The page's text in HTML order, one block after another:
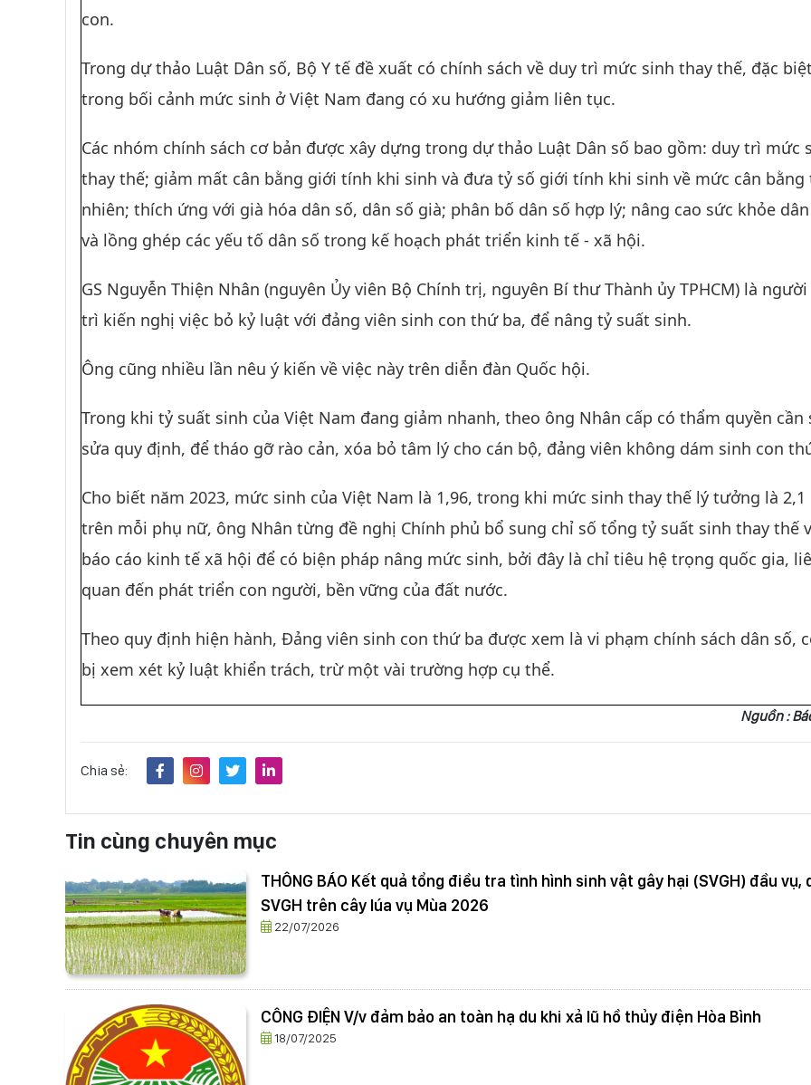
con.
Trong dự thảo Luật Dân số, Bộ Y tế đề xuất có chính sách về duy trì mức sinh thay thế, đặc biệt
trong bối cảnh mức sinh ở Việt Nam đang có xu hướng giảm liên tục.
Các nhóm chính sách cơ bản được xây dựng trong dự thảo Luật Dân số bao gồm: duy trì mức
thay thế; giảm mất cân bằng giới tính khi sinh và đưa tỷ số giới tính khi sinh về mức cân bằng
nhiên; thích ứng với già hóa dân số, dân số già; phân bố dân số hợp lý; nâng cao sức khỏe
và lồng ghép các yếu tố dân số trong kế hoạch phát triển kinh tế - xã hội.
GS Nguyễn Thiện Nhân (nguyên Ủy viên Bộ Chính trị, nguyên Bí thư Thành ủy TPHCM) là
trì kiến nghị việc bỏ kỷ luật với đảng viên sinh con thứ ba, để nâng tỷ suất sinh.
Ông cũng nhiều lần nêu ý kiến về việc này trên diễn đàn Quốc hội.
Trong khi tỷ suất sinh của Việt Nam đang giảm nhanh, theo ông Nhân cấp có thẩm quyền cần
sửa quy định, để tháo gỡ rào cản, xóa bỏ tâm lý cho cán bộ, đảng viên không dám sinh con
Cho biết năm 2023, mức sinh của Việt Nam là 1,96, trong khi mức sinh thay thế lý tưởng là 2,1
trên mỗi phụ nữ, ông Nhân từng đề nghị Chính phủ bổ sung chỉ số tổng tỷ suất sinh thay thế
báo cáo kinh tế xã hội để có biện pháp nâng mức sinh, bởi đây là chỉ tiêu hệ trọng quốc gia,
quan đến phát triển con người, bền vững của đất nước.
Theo quy định hiện hành, Đảng viên sinh con thứ ba được xem là vi phạm chính sách dân số,
bị xem xét kỷ luật khiển trách, trừ một vài trường hợp cụ thể.
Nguồn :
Chia sẻ:
Tin cùng chuyên mục
THÔNG BÁO Kết quả tổng điều tra tình hình sinh vật gây hại (SVGH) đầu vụ,
SVGH trên cây lúa vụ Mùa 2026
22/07/2026
CÔNG ĐIỆN V/v đảm bảo an toàn hạ du khi xả lũ hồ thủy điện Hòa Bình
18/07/2025